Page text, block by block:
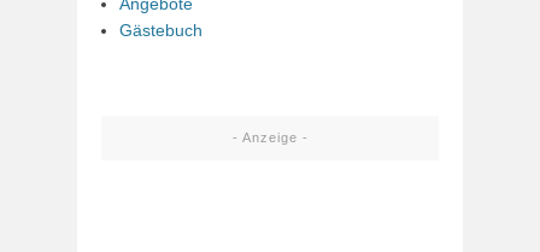
Angebote
Gästebuch
- Anzeige -